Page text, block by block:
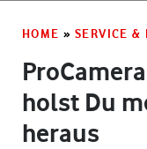
HOME » SERVICE &
holst Du
heraus